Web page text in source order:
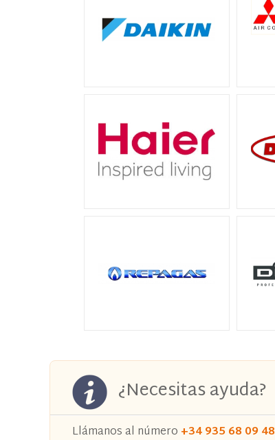
¿Necesitas ayuda?
Llámanos al número +34 935 68 09 48